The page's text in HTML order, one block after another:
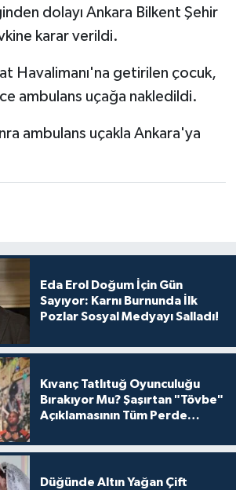
dolayı Ankara Bilkent Şehir
karar verildi.
Havalimanı'na getirilen çocuk,
ambulans uçağa nakledildi.
ambulans uçakla Ankara'ya
Eda Erol Doğum İçin Gün
Sayıyor: Karnı Burnunda İlk
Pozlar Sosyal Medyayı Salladı!
Kıvanç Tatlıtuğ Oyunculuğu
Bırakıyor Mu? Şaşırtan "Tövbe"
Açıklamasının Tüm Perde
Düğünde Altın Yağan Çift